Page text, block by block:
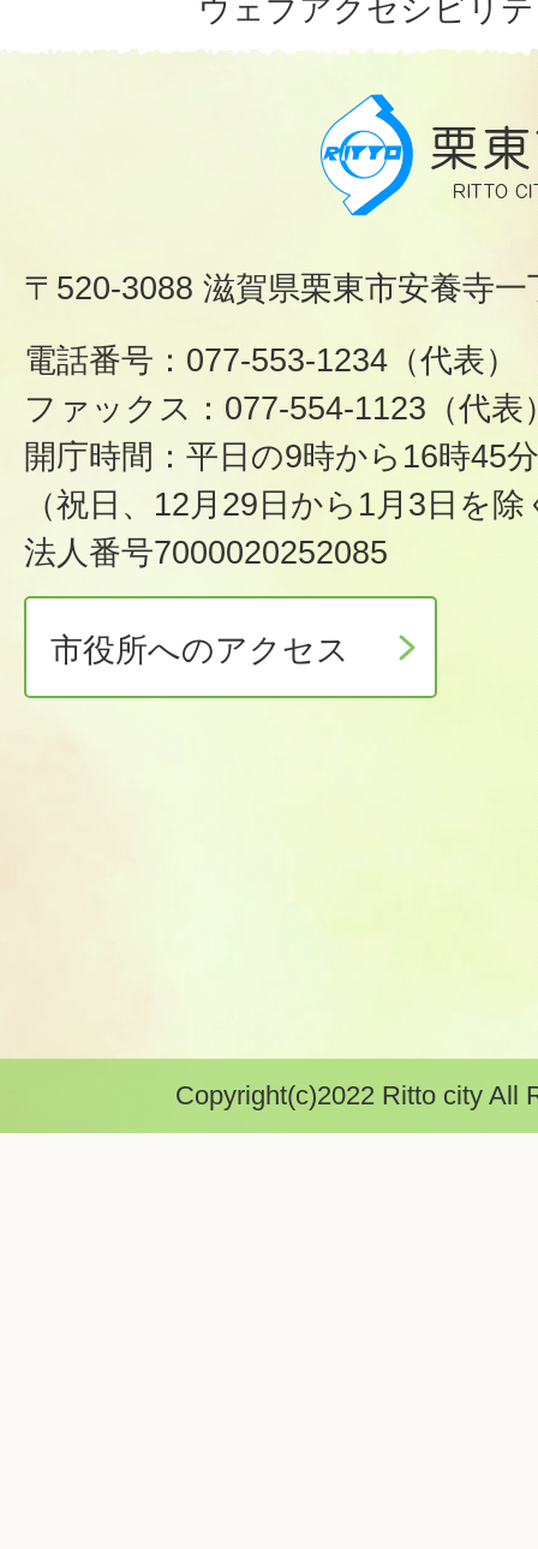
ウェブアクセシビリ
〒520-3088 滋賀県栗東市安養寺
電話番号：077-553-1234（代表）
ファックス：077-554-1123（代表
開庁時間：平日の9時から16時45分
（祝日、12月29日から1月3日を除
法人番号7000020252085
市役所へのアクセス
Copyright(c)2022 Ritto city All